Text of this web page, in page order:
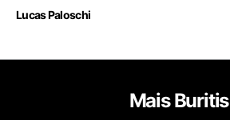
Lucas Paloschi
Mais Buritis